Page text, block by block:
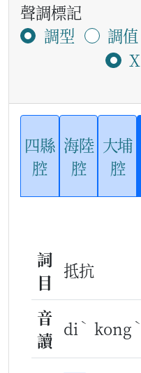
聲調標記
調型
調值
四縣
腔
海陸
腔
大埔
腔
詞
目
抵抗
音
讀
di ˋ kong ˋ